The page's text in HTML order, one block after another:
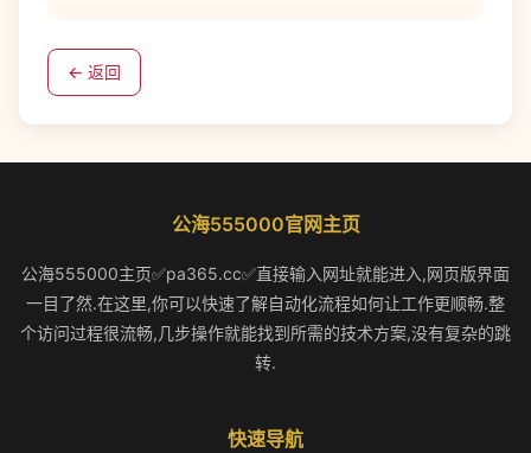
← 返回
公海555000官网主页
公海555000主页✅pa365.cc✅直接输入网址就能进入,网页版界面
一目了然.在这里,你可以快速了解自动化流程如何让工作更顺畅.整
个访问过程很流畅,几步操作就能找到所需的技术方案,没有复杂的跳
转.
快速导航